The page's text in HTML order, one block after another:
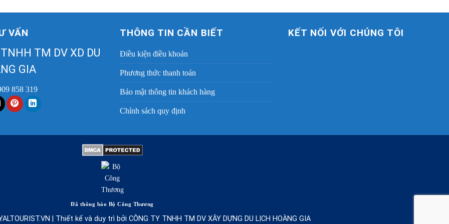
VẤN
TM DV XD DU
GIA
858 319
THÔNG TIN CẦN BIẾT
Điều kiện điều khoản
Phương thức thanh toán
Bảo mật thông tin khách hàng
Chính sách quy định
KẾT NỐI VỚI CHÚNG TÔI
Đã thông báo Bộ Công Thương
| Thiết kế và duy trì bởi CÔNG TY TNHH TM DV XÂY DỰNG DU LỊCH HOÀNG GIA